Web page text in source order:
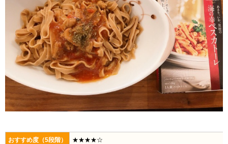
おすすめ度（5段階） ★★★★☆